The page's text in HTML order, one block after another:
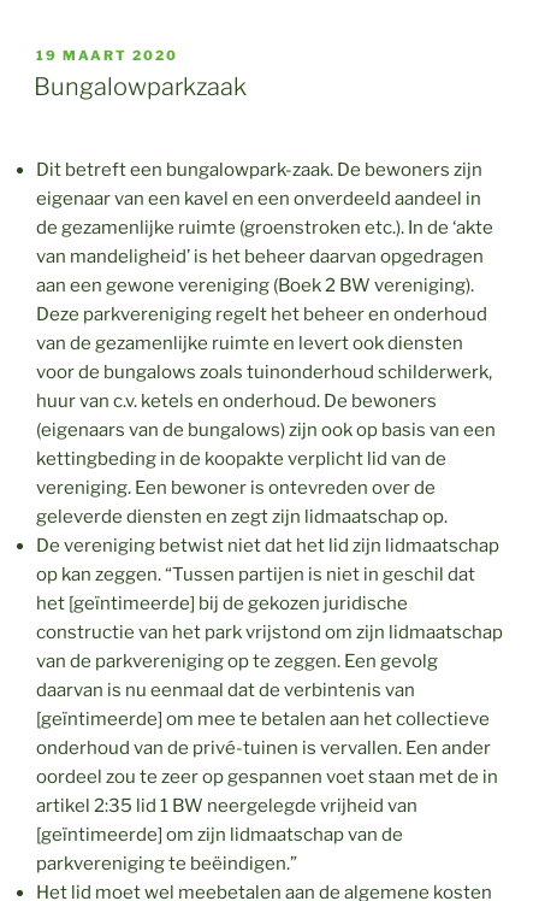
GEPLAATST
OP
19 MAART 2020
Bungalowparkzaak
Dit betreft een bungalowpark-zaak. De bewoners zijn
eigenaar van een kavel en een onverdeeld aandeel in
de gezamenlijke ruimte (groenstroken etc.). In de ‘akte
van mandeligheid’ is het beheer daarvan opgedragen
aan een gewone vereniging (Boek 2 BW vereniging).
Deze parkvereniging regelt het beheer en onderhoud
van de gezamenlijke ruimte en levert ook diensten
voor de bungalows zoals tuinonderhoud schilderwerk,
huur van c.v. ketels en onderhoud. De bewoners
(eigenaars van de bungalows) zijn ook op basis van een
kettingbeding in de koopakte verplicht lid van de
vereniging. Een bewoner is ontevreden over de
geleverde diensten en zegt zijn lidmaatschap op.
De vereniging betwist niet dat het lid zijn lidmaatschap
op kan zeggen. “Tussen partijen is niet in geschil dat
het [geïntimeerde] bij de gekozen juridische
constructie van het park vrijstond om zijn lidmaatschap
van de parkvereniging op te zeggen. Een gevolg
daarvan is nu eenmaal dat de verbintenis van
[geïntimeerde] om mee te betalen aan het collectieve
onderhoud van de privé-tuinen is vervallen. Een ander
oordeel zou te zeer op gespannen voet staan met de in
artikel 2:35 lid 1 BW neergelegde vrijheid van
[geïntimeerde] om zijn lidmaatschap van de
parkvereniging te beëindigen.”
Het lid moet wel meebetalen aan de algemene kosten